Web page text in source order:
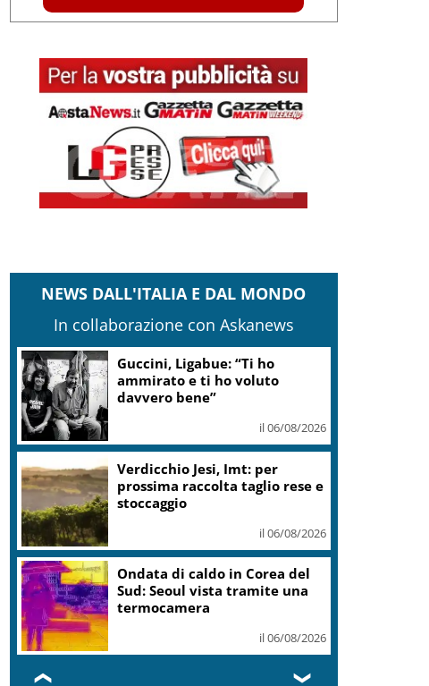
NEWS DALL'ITALIA E DAL MONDO
In collaborazione con Askanews
Guccini, Ligabue: “Ti ho
ammirato e ti ho voluto
davvero bene”
il 06/08/2026
Verdicchio Jesi, Imt: per
prossima raccolta taglio rese e
stoccaggio
il 06/08/2026
Ondata di caldo in Corea del
Sud: Seoul vista tramite una
termocamera
il 06/08/2026
❮ ❯